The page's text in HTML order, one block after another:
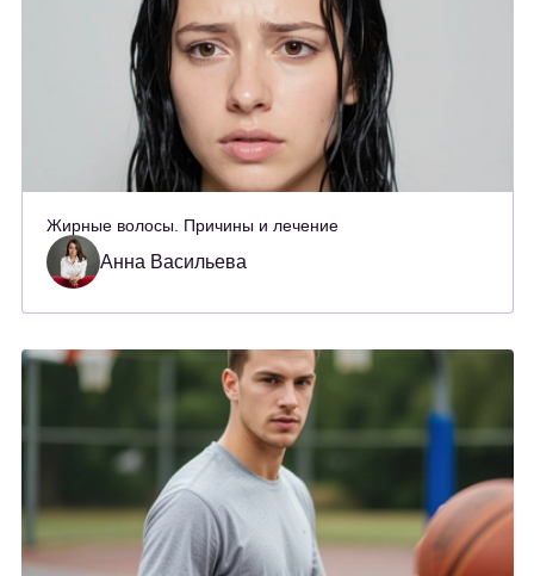
Жирные волосы. Причины и лечение
Анна Васильева